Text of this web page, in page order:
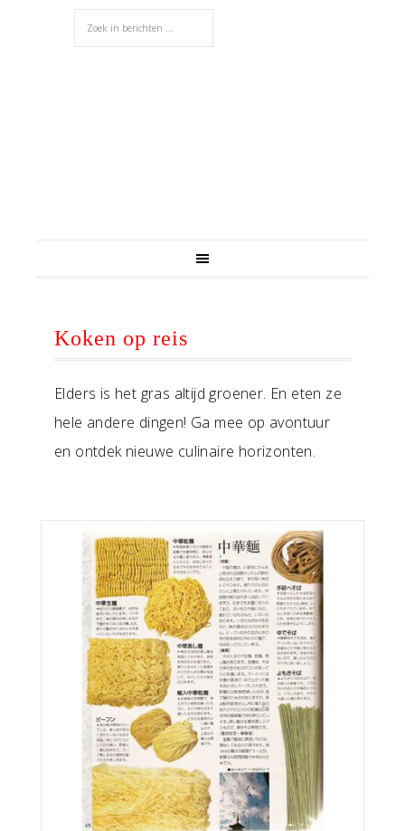
Koken op reis
Elders is het gras altijd groener. En eten ze
hele andere dingen! Ga mee op avontuur
en ontdek nieuwe culinaire horizonten.